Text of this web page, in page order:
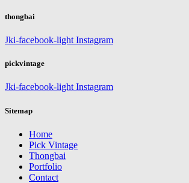
thongbai
Jki-facebook-light Instagram
pickvintage
Jki-facebook-light Instagram
Sitemap
Home
Pick Vintage
Thongbai
Portfolio
Contact